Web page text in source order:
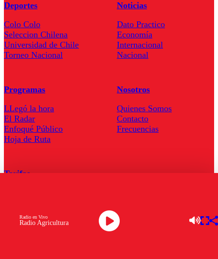
Radio Agricultura
Radio en Vivo
Deportes
Colo Colo
Seleccion Chilena
Universidad de Chile
Torneo Nacional
Noticias
Dato Practico
Economía
Internacional
Nacional
Programas
LLegó la hora
El Radar
Enfoqué Público
Hoja de Ruta
Nosotros
Quienes Somos
Contacto
Frecuencias
Tarifas